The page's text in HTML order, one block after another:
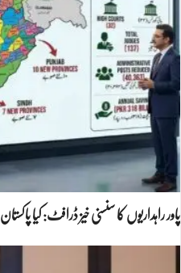
پاور راہداریوں کا سنسنی خیز ڈرافٹ: کیا پاکستان 4 صوبوں سے 33 اکائیوں میں…